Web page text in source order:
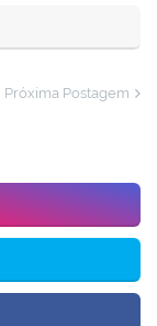
Próxima Postagem